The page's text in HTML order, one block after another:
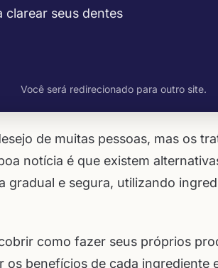
clarear seus dentes
Você será redirecionado para outro site.
de muitas pessoas, mas os
notícia é que existem
gradual e segura, utilizando
como fazer seus próprios
benefícios de cada ingrediente